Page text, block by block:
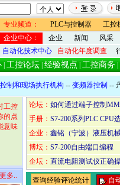
专业频道：
PLC与控制器 工控
企业中心：
企业 新闻 风采
自动化技术中心
自动化年度调查
工控论坛 经验视点 工控商务
制和现场执行机构 -- 变频器控制 --
工控
的点
意味
更多..
论坛： 如何通过端子控制
手册： S7-200系列PLC CPU
企业： 鑫铭（宁波）液压机
博坛： S7-200自由端口编程
企坛： 直流电阻测试仪正确
查询经验评论统计 自